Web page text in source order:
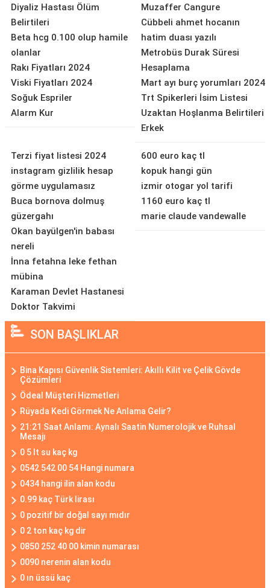
Diyaliz Hastası Ölüm
Belirtileri
Beta hcg 0.100 olup hamile
olanlar
Rakı Fiyatları 2024
Viski Fiyatları 2024
Soğuk Espriler
Alarm Kur
Muzaffer Cangure
Cübbeli ahmet hocanın
hatim duası yazılı
Metrobüs Durak Süresi
Hesaplama
Mart ayı burç yorumları 2024
Trt Spikerleri İsim Listesi
Uzaktan Hoşlanma Belirtileri
Erkek
Terzi fiyat listesi 2024
instagram gizlilik hesap
görme uygulamasız
Buca bornova dolmuş
güzergahı
Okan bayülgen'in babası
nereli
İnna fetahna leke fethan
mübina
Karaman Devlet Hastanesi
Doktor Takvimi
600 euro kaç tl
kopuk hangi gün
izmir otogar yol tarifi
1160 euro kaç tl
marie claude vandewalle
SON BAŞLIKLAR
Bina Kapısı Güvenlik Sistemleri: Akıllı Kilit ve Çelik Gövde
Çözümleri
Ödeal Müşteri Hizmetleri
Rüyada Kedi Görmek Ne Anlama Gelir?
21:21 Saat Anlamı: Aynalı Saatin Numerolojik ve Ruhsal
Mesajı
0 5 lt su kaç kg
0542 542 00 54 Hangi numara
0434 hangi ilin alan kodu
0.99 kaç Türk lirası
0 pozitif bir doğal sayı mıdır
0 2 ton kaç kg dir
0850 252 40 00 kimin numarası
0090 nerenin alan kodu
0 ın üssü kaç